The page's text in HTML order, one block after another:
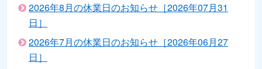
2026年8月の休業日のお知らせ［2026年07月31
日］
2026年7月の休業日のお知らせ［2026年06月27
日］